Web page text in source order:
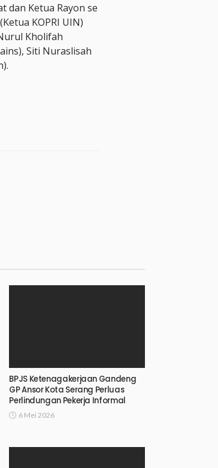
dan Ketua Rayon se
KOPRI UIN)
Kholifah
Siti Nuraslisah
BPJS Ketenagakerjaan Gandeng
GP Ansor Kota Serang Perluas
Perlindungan Pekerja Informal
6 Mei 2026